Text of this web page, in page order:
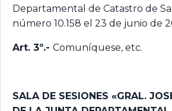
Departamental de Catastro de
número 10.158 el 23 de junio de
Art. 3º.- Comuníquese, etc.
SALA DE SESIONES «GRAL.